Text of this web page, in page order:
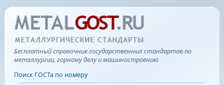
Бесплатный справочник государственных стандартов по
металлургии, горному делу и машиностроению
Поиск ГОСТа по номеру